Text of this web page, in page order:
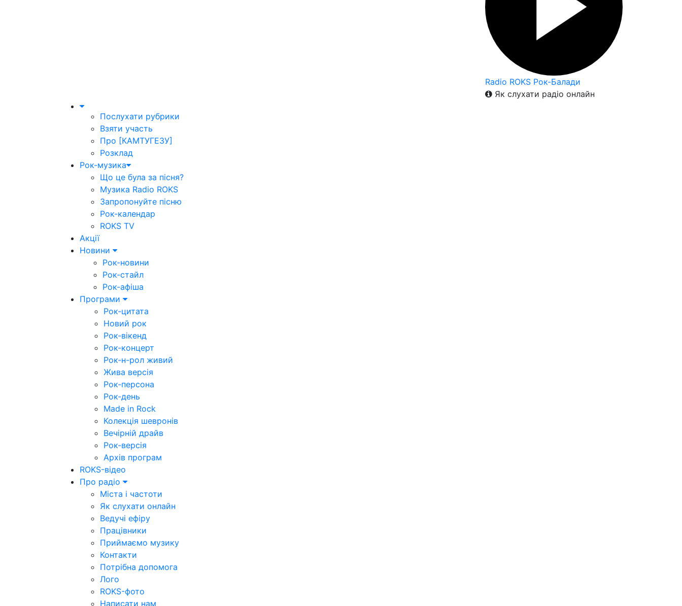
Radio ROKS Рок-Балади
Як слухати радіо онлайн
Послухати рубрики
Взяти участь
Про [КАМТУГЕЗУ]
Розклад
Рок-музика
Що це була за пісня?
Музика Radio ROKS
Запропонуйте пісню
Рок-календар
ROKS TV
Акції
Новини
Рок-новини
Рок-стайл
Рок-афіша
Програми
Рок-цитата
Новий рок
Рок-вікенд
Рок-концерт
Рок-н-рол живий
Жива версія
Рок-персона
Рок-день
Made in Rock
Колекція шевронів
Вечірній драйв
Рок-версія
Архів програм
ROKS-відео
Про радіо
Міста і частоти
Як слухати онлайн
Ведучі ефіру
Працівники
Приймаємо музику
Контакти
Потрібна допомога
Лого
ROKS-фото
Написати нам